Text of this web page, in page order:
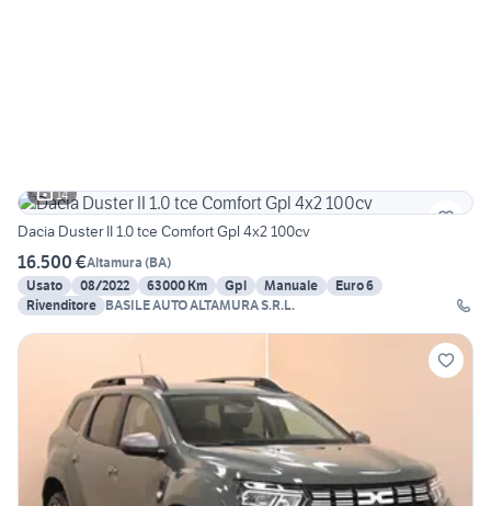
14
Dacia Duster II 1.0 tce Comfort Gpl 4x2 100cv
16.500 €Altamura (BA)
Usato
08/2022 63000 Km Gpl Manuale
Euro 6
Rivenditore BASILE AUTO ALTAMURA S.R.L.